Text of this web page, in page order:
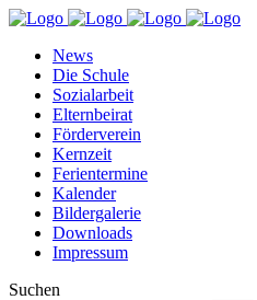
News
Die Schule
Sozialarbeit
Elternbeirat
Förderverein
Kernzeit
Ferientermine
Kalender
Bildergalerie
Downloads
Impressum
Suchen